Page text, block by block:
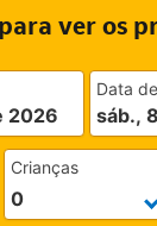
ver os
2026
Data
sáb.,
Crianças